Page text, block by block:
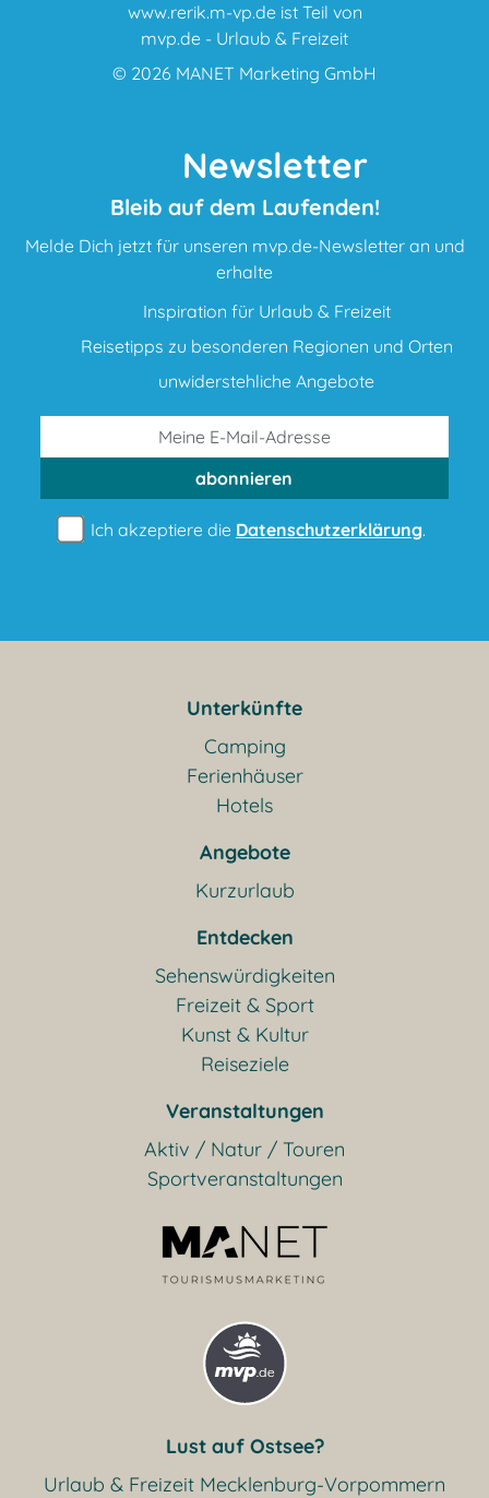
www.rerik.m-vp.de ist Teil von
mvp.de - Urlaub & Freizeit
© 2026 MANET Marketing GmbH
Newsletter
Bleib auf dem Laufenden!
Melde Dich jetzt für unseren mvp.de-Newsletter an und
erhalte
Inspiration für Urlaub & Freizeit
Reisetipps zu besonderen Regionen und Orten
unwiderstehliche Angebote
abonnieren
Ich akzeptiere die Datenschutzerklärung.
Unterkünfte
Camping
Ferienhäuser
Hotels
Angebote
Kurzurlaub
Entdecken
Sehenswürdigkeiten
Freizeit & Sport
Kunst & Kultur
Reiseziele
Veranstaltungen
Aktiv / Natur / Touren
Sportveranstaltungen
Lust auf Ostsee?
Urlaub & Freizeit Mecklenburg-Vorpommern